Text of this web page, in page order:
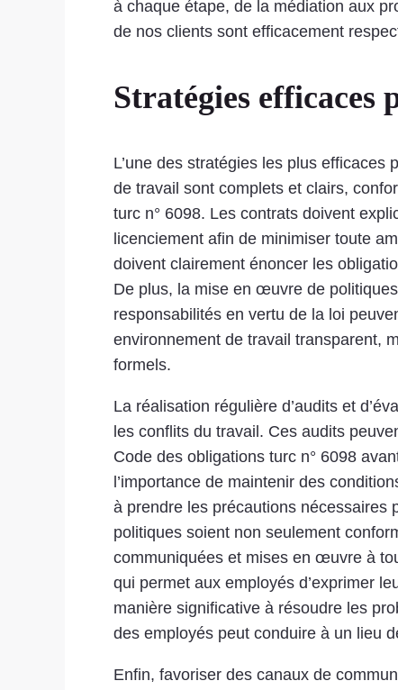
à chaque étape, de la médiation aux
de nos clients sont efficacement
Stratégies
L’une des stratégies les plus
de travail sont complets et clairs,
turc n° 6098. Les contrats doivent
licenciement afin de minimiser toute
doivent clairement énoncer les
De plus, la mise en œuvre de
responsabilités en vertu de la loi
environnement de travail transparent,
formels.
La réalisation régulière d’audits et
les conflits du travail. Ces audits
Code des obligations turc n° 6098
l’importance de maintenir des
à prendre les précautions nécessaires
politiques soient non seulement
communiquées et mises en œuvre à
qui permet aux employés d’exprimer
manière significative à résoudre les
des employés peut conduire à un lieu
Enfin, favoriser des canaux de